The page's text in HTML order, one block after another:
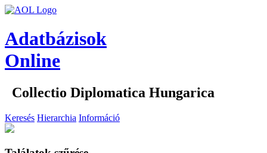
Adatbázisok
Online
Collectio Diplomatica Hungarica
Keresés Hierarchia Információ